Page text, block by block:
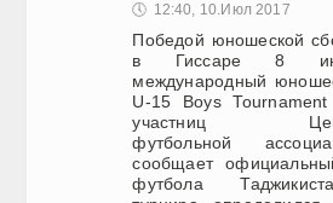
🕔 12:40, 10.Июл 2017
Победой юношеской
в Гиссаре 8
международный
U-15 Boys
участниц
футбольной
сообщает
футбола